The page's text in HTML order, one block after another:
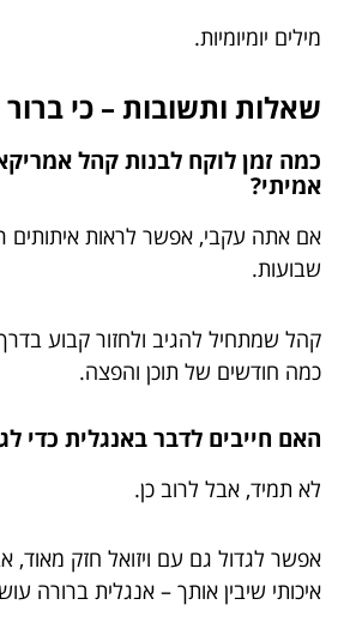
מילים יומיומיות.
שאלות ותשובות – כי
כמה זמן לוקח לבנות קהל
אמיתי?
אם אתה עקבי, אפשר לראות איתותים
שבועות.
קהל שמתחיל להגיב ולחזור קבוע
כמה חודשים של תוכן והפצה.
האם חייבים לדבר באנגלית כדי
לא תמיד, אבל לרוב כן.
אפשר לגדול גם עם ויזואל חזק מאוד,
איכותי שיבין אותך – אנגלית ברורה